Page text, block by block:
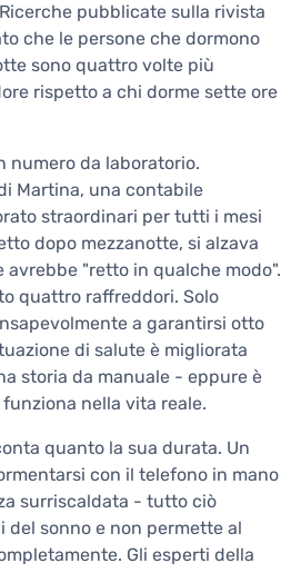
pubblicate sulla rivista
che le persone che dormono
sono quattro volte più
rispetto a chi dorme sette ore
numero da laboratorio.
Martina, una contabile
straordinari per tutti i mesi
dopo mezzanotte, si alzava
avrebbe "retto in qualche modo".
quattro raffreddori. Solo
a garantirsi otto
di salute è migliorata
storia da manuale - eppure è
nella vita reale.
quanto la sua durata. Un
con il telefono in mano
surriscaldata - tutto ciò
sonno e non permette al
Gli esperti della